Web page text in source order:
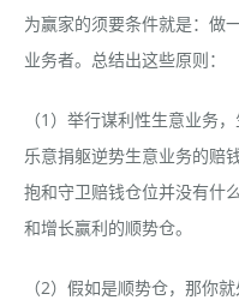
为赢家的须要条件就是：做
业务者。总结出这些原则：
（1）举行谋利性生意业务
乐意捐躯逆势生意业务的赔
抱和守卫赔钱仓位并没有什
和增长赢利的顺势仓。
（2）假如是顺势仓，那你